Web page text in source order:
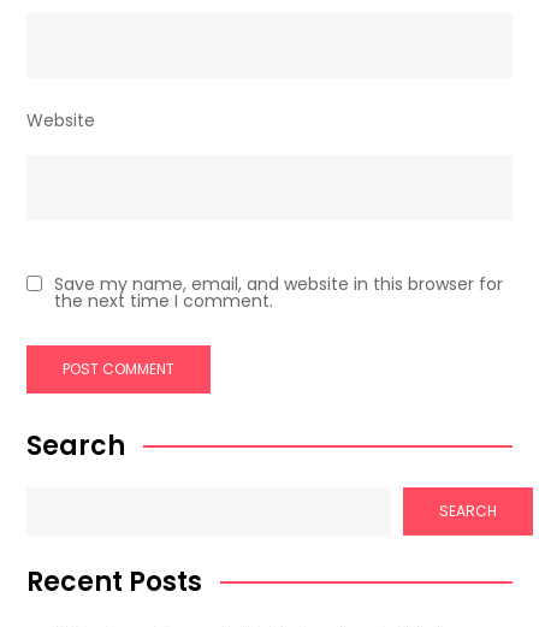
Website
Save my name, email, and website in this browser for
the next time I comment.
Search
SEARCH
Recent Posts